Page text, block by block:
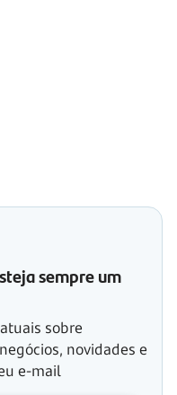
sempre um
sobre
novidades e
e-mail